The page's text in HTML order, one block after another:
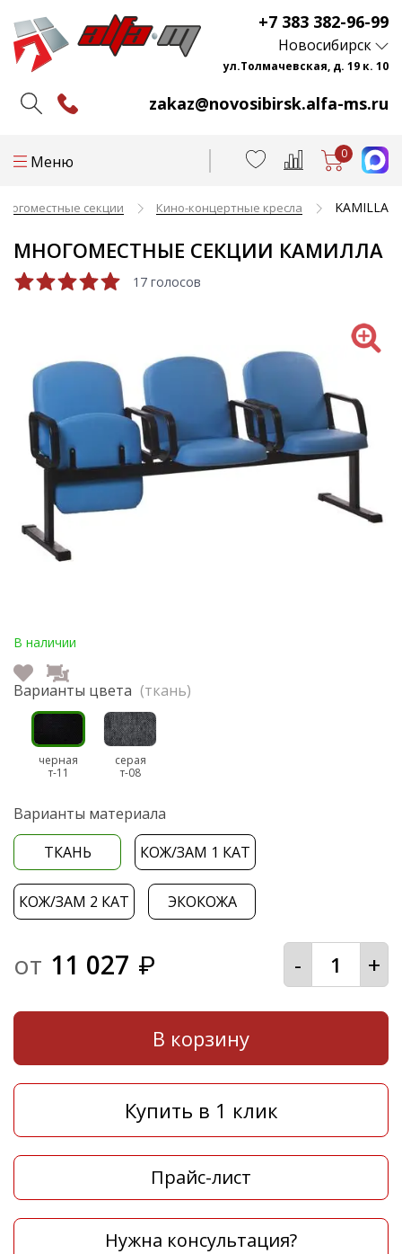
+7 383 382-96-99
zakaz@novosibirsk.alfa-ms.ru
Новосибирск
ул.Толмачевская, д. 19 к. 10
Меню 0
секции Кино-концертные кресла KAMILLA
МНОГОМЕСТНЫЕ СЕКЦИИ КАМИЛЛА
17 голосов
В наличии
Варианты цвета (ткань)
черная
т-11
серая
т-08
Варианты материала
ТКАНЬ
КОЖ/ЗАМ 1 КАТ
КОЖ/ЗАМ 2 КАТ ЭКОКОЖА
от 11 027 ₽ - +
В корзину
Купить в 1 клик
Прайс-лист
Нужна консультация?